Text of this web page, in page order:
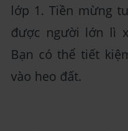
lớp 1. Tiền mừng
được người lớn lì
Bạn có thể tiết
vào heo đất.